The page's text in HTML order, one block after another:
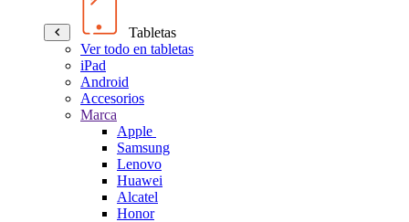
Tabletas
Ver todo en tabletas
iPad
Android
Accesorios
Marca
Apple
Samsung
Lenovo
Huawei
Alcatel
Honor